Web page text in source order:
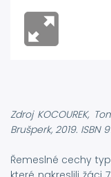
Zdroj KOCOUREK,
Brušperk, 2019. ISBN
Řemeslné cechy